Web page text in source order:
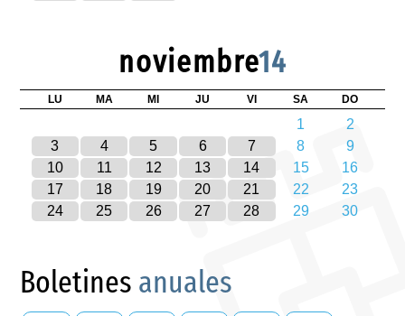
noviembre14
LU MA MI JU VI SA DO
1
2
3
4 5 6 7 8
9
10
11 12 13 14 15
16
17
18 19 20 21 22
23
24
25 26 27 28 29 30
Boletines anuales